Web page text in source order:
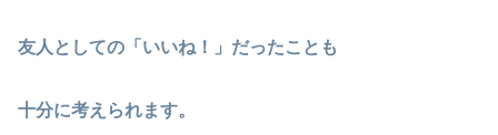
友人としての「いいね！」だったことも
十分に考えられます。